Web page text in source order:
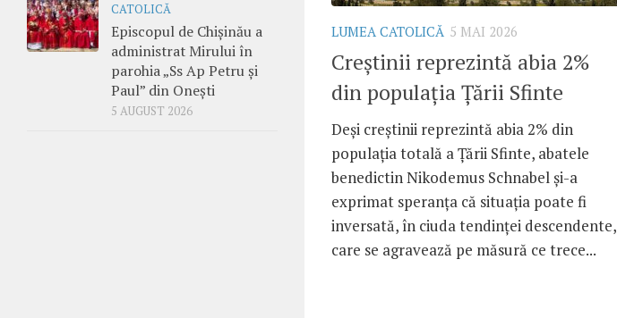
LUMEA CATOLICĂ 5 MAI 2026
Creștinii reprezintă abia 2%
din populația Țării Sfinte
Deși creștinii reprezintă abia 2% din
populația totală a Țării Sfinte, abatele
benedictin Nikodemus Schnabel și-a
exprimat speranța că situația poate fi
inversată, în ciuda tendinței descendente,
care se agravează pe măsură ce trece...
CATOLICĂ
Episcopul de Chișinău a
administrat Mirului în
parohia „Ss Ap Petru și
Paul” din Onești
5 AUGUST 2026